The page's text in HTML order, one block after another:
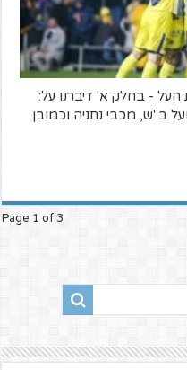
העל - בחלק א' דיברנו על:
ב"ש, מכבי נתניה וכמובן
Page 1 of 3